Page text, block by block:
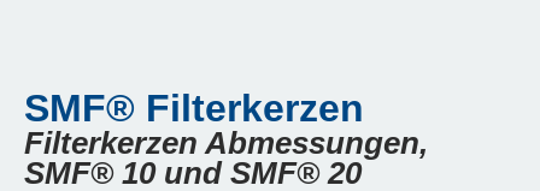
SMF® Filterkerzen
Filterkerzen Abmessungen,
SMF® 10 und SMF® 20